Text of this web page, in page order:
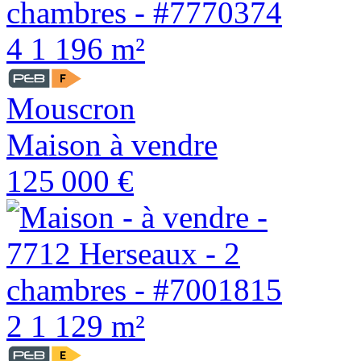
4 1 196 m²
Mouscron
Maison à vendre
125 000 €
2 1 129 m²